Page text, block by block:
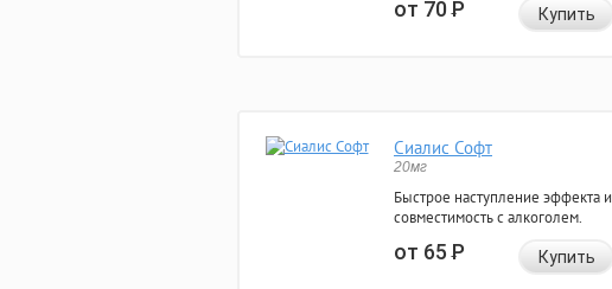
от 70Р Купить
Сиалис Софт
20мг
Быстрое наступление эффекта и
совместимость с алкоголем.
от 65Р Купить